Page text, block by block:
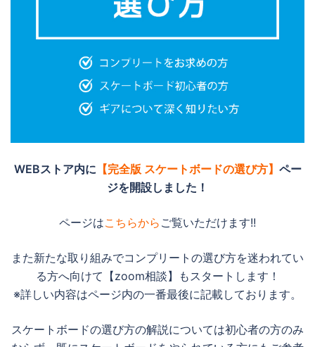
WEBストア内に 【完全版 スケートボードの選び方】 ペー
ジを開設しました！
ページはこちらから ご覧いただけます!!
また新たな取り組みでコンプリートの選び方を迷われてい
る方へ向けて【zoom相談】もスタートします！
※詳しい内容はページ内の一番最後に記載しております。
スケートボードの選び方の解説については初心者の方のみ